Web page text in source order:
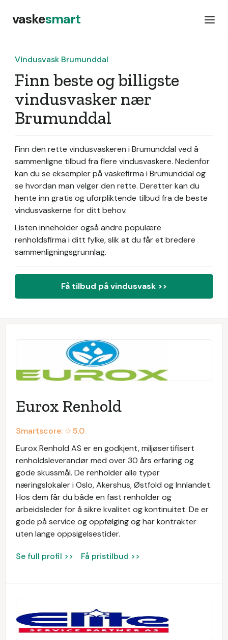
vaskesmart
Vindusvask Brumunddal
Finn beste og billigste
vindusvasker nær
Brumunddal
Finn den rette vindusvaskeren i Brumunddal ved å
sammenligne tilbud fra flere vindusvaskere. Nedenfor
kan du se eksempler på vaskefirma i Brumunddal og
se hvordan man velger den rette. Deretter kan du
hente inn gratis og uforpliktende tilbud fra de beste
vindusvaskerne for ditt behov.
Listen inneholder også andre populære
renholdsfirma i ditt fylke, slik at du får et bredere
sammenligningsgrunnlag.
Få tilbud på vindusvask >>
Eurox Renhold
Smartscore: ☆5.0
Eurox Renhold AS er en godkjent, miljøsertifisert
renholdsleverandør med over 30 års erfaring og
gode skussmål. De renholder alle typer
næringslokaler i Oslo, Akershus, Østfold og Innlandet.
Hos dem får du både en fast renholder og
arbeidsleder for å sikre kvalitet og kontinuitet. De er
gode på service og oppfølging og har kontrakter
uten lange oppsigelsestider.
Se full profil >> Få pristilbud >>